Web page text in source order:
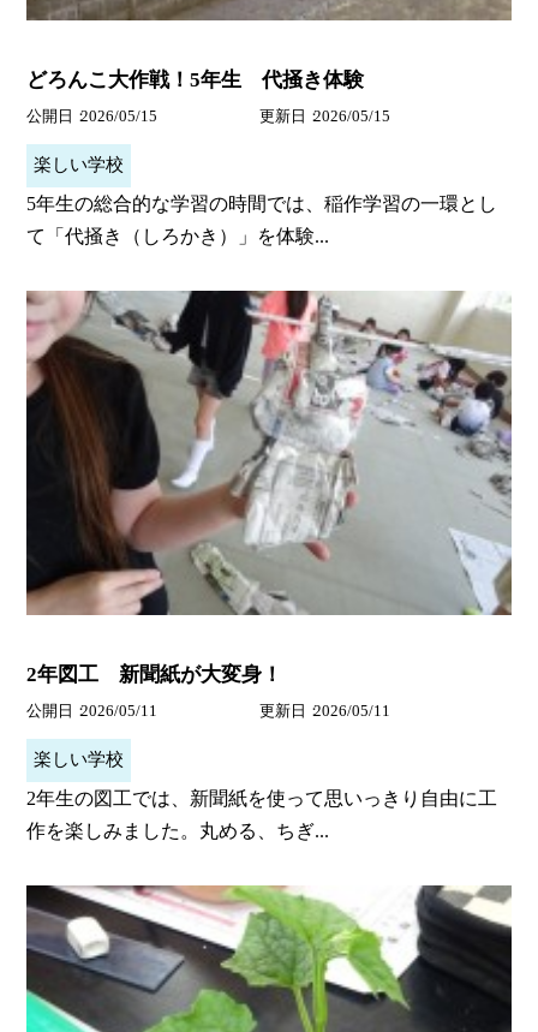
どろんこ大作戦！5年生 代掻き体験
公開日 2026/05/15 更新日 2026/05/15
楽しい学校
5年生の総合的な学習の時間では、稲作学習の一環とし
て「代掻き（しろかき）」を体験...
2年図工 新聞紙が大変身！
公開日 2026/05/11 更新日 2026/05/11
楽しい学校
2年生の図工では、新聞紙を使って思いっきり自由に工
作を楽しみました。丸める、ちぎ...